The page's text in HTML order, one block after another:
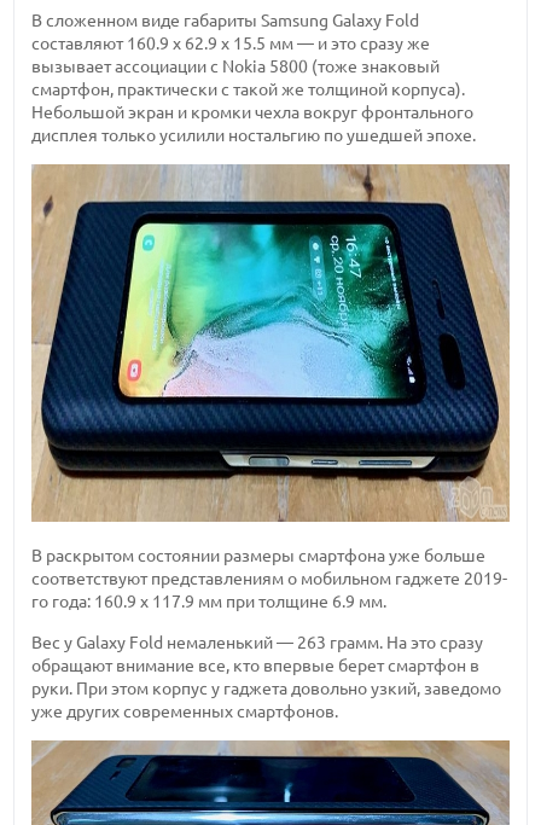
В сложенном виде габариты Samsung Galaxy Fold
составляют 160.9 x 62.9 x 15.5 мм — и это сразу же
вызывает ассоциации с Nokia 5800 (тоже знаковый
смартфон, практически с такой же толщиной корпуса).
Небольшой экран и кромки чехла вокруг фронтального
дисплея только усилили ностальгию по ушедшей эпохе.
В раскрытом состоянии размеры смартфона уже больше
соответствуют представлениям о мобильном гаджете 2019-
го года: 160.9 x 117.9 мм при толщине 6.9 мм.
Вес у Galaxy Fold немаленький — 263 грамм. На это сразу
обращают внимание все, кто впервые берет смартфон в
руки. При этом корпус у гаджета довольно узкий, заведомо
уже других современных смартфонов.